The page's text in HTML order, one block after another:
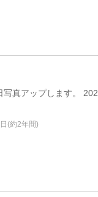
真アップします。 202
(約2年間)